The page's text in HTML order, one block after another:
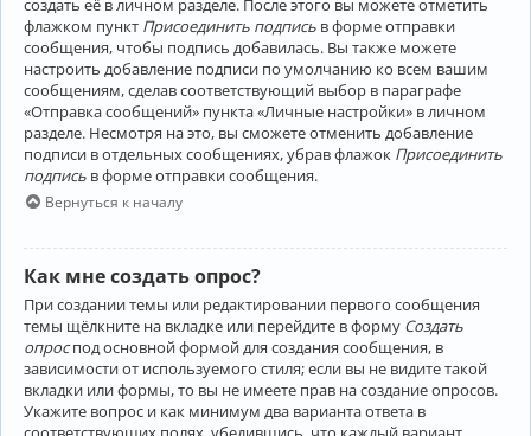
флажком пункт Присоединить подпись в форме отправки
сообщения, чтобы подпись добавилась. Вы также можете
настроить добавление подписи по умолчанию ко всем вашим
сообщениям, сделав соответствующий выбор в параграфе
«Отправка сообщений» пункта «Личные настройки» в личном
разделе. Несмотря на это, вы сможете отменить добавление
подписи в отдельных сообщениях, убрав флажок Присоединить
подпись в форме отправки сообщения.
Вернуться к началу
Как мне создать опрос?
При создании темы или редактировании первого сообщения
темы щёлкните на вкладке или перейдите в форму Создать
опроспод основной формой для создания сообщения, в
зависимости от используемого стиля; если вы не видите такой
вкладки или формы, то вы не имеете прав на создание опросов.
Укажите вопрос и как минимум два варианта ответа в